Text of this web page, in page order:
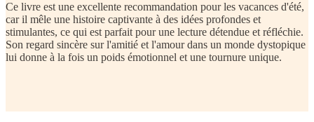
Ce livre est une excellente recommandation pour les vacances d'été,
car il mêle une histoire captivante à des idées profondes et
stimulantes, ce qui est parfait pour une lecture détendue et réfléchie.
Son regard sincère sur l'amitié et l'amour dans un monde dystopique
lui donne à la fois un poids émotionnel et une tournure unique.